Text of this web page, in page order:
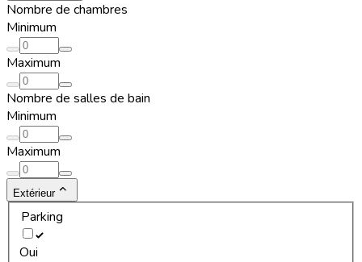
Nombre de chambres
Minimum
Maximum
Nombre de salles de bain
Minimum
Maximum
Extérieur
Parking
Oui